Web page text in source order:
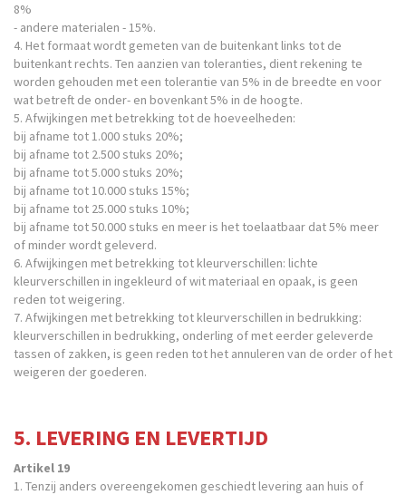
8%
- andere materialen - 15%.
4. Het formaat wordt gemeten van de buitenkant links tot de
buitenkant rechts. Ten aanzien van toleranties, dient rekening te
worden gehouden met een tolerantie van 5% in de breedte en voor
wat betreft de onder- en bovenkant 5% in de hoogte.
5. Afwijkingen met betrekking tot de hoeveelheden:
bij afname tot 1.000 stuks 20%;
bij afname tot 2.500 stuks 20%;
bij afname tot 5.000 stuks 20%;
bij afname tot 10.000 stuks 15%;
bij afname tot 25.000 stuks 10%;
bij afname tot 50.000 stuks en meer is het toelaatbaar dat 5% meer
of minder wordt geleverd.
6. Afwijkingen met betrekking tot kleurverschillen: lichte
kleurverschillen in ingekleurd of wit materiaal en opaak, is geen
reden tot weigering.
7. Afwijkingen met betrekking tot kleurverschillen in bedrukking:
kleurverschillen in bedrukking, onderling of met eerder geleverde
tassen of zakken, is geen reden tot het annuleren van de order of het
weigeren der goederen.
5. LEVERING EN LEVERTIJD
Artikel 19
1. Tenzij anders overeengekomen geschiedt levering aan huis of